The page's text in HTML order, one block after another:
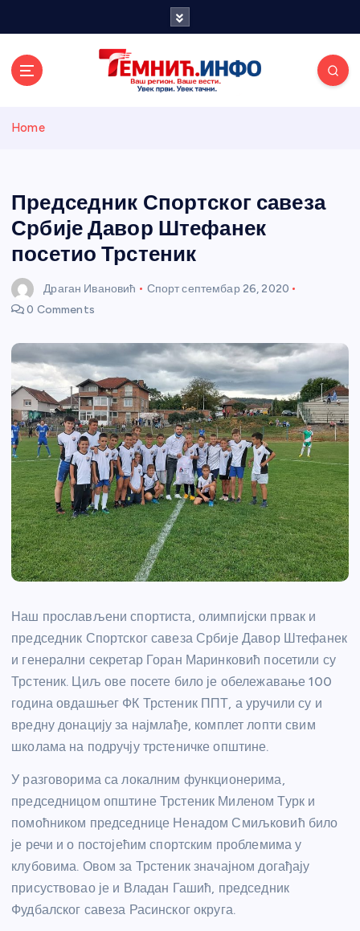
и портал
Home
Председник Спортског савеза
Србије Давор Штефанек
посетио Трстеник
Драган Ивановић Спорт септембар 26, 2020
0 Comments
Наш прослављени спортиста, олимпијски првак и
председник Спортског савеза Србије Давор Штефанек
и генерални секретар Горан Маринковић посетили су
Трстеник. Циљ ове посете било је обележавање 100
година овдашњег ФК Трстеник ППТ, а уручили су и
вредну донацију за најмлађе, комплет лопти свим
школама на подручју трстеничке општине.
У разговорима са локалним функционерима,
председницом општине Трстеник Миленом Турк и
помоћником председнице Ненадом Смиљковић било
је речи и о постојећим спортским проблемима у
клубовима. Овом за Трстеник значајном догађају
присуствовао је и Владан Гашић, председник
Фудбалског савеза Расинског округа.